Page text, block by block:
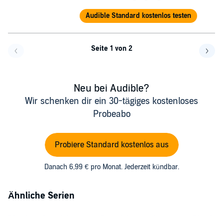
Audible Standard kostenlos testen
Seite 1 von 2
Neu bei Audible?
Wir schenken dir ein 30-tägiges kostenloses
Probeabo
Probiere Standard kostenlos aus
Danach 6,99 € pro Monat. Jederzeit kündbar.
Ähnliche Serien